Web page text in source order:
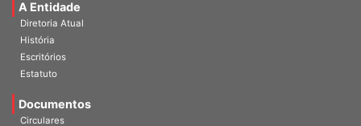
A Entidade
Diretoria Atual
História
Escritórios
Documentos